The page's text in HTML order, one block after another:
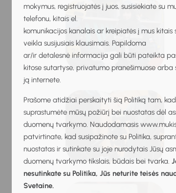
mokymus, registruojatės į juos, susisiekiate su
telefonu, kitais el.
komunikacijos kanalais ar kreipiatės į mus kitais
veikla susijusiais klausimais. Papildoma
ar/ir detalesnė informacija gali būti pateikta
kitose sutartyse, privatumo pranešimuose arba
ją internete.
Prašome atidžiai perskaityti šią Politiką tam,
suprastumėte mūsų požiūrį bei nuostatas dėl
duomenų tvarkymo. Naudodamasis
patvirtinate, kad susipažinote su Politika,
nuostatas ir sutinkate su joje nurodytais Jūsų
duomenų tvarkymo tikslais, būdais bei tvarka.
nesutinkate su Politika, Jūs neturite teisės
Svetaine.